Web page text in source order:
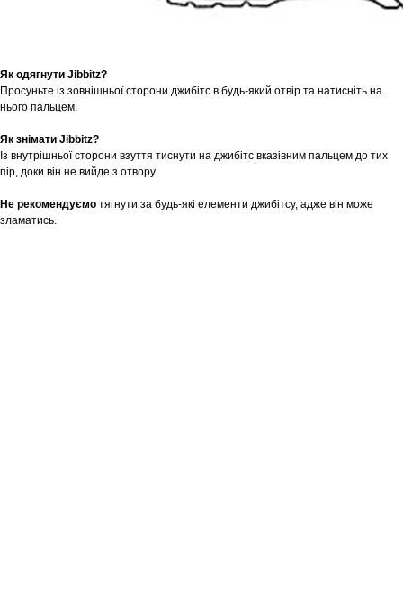
Як одягнути Jibbitz?
Просуньте із зовнішньої сторони джибітс в будь-який отвір та натисніть на
нього пальцем.
Як знімати Jibbitz?
Із внутрішньої сторони взуття тиснути на джибітс вказівним пальцем до тих
пір, доки він не вийде з отвору.
Не рекомендуємо тягнути за будь-які елементи джибітсу, адже він може
зламатись.